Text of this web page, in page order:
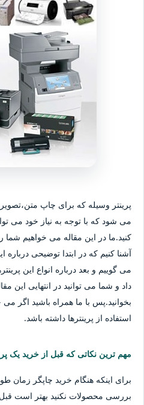
پرینتر وسیله که برای چاپ متن،تصویر
می شود که با توجه به نیاز خود می
کنید.ما در این مقاله می خواهیم شما
آشنا کنیم که در ابتدا توضیحی درباره
می گوییم و بعد درباره انواع این
داد و شما می توانید در انتهایی این
بخوانید.پس با ما همراه باشید اگر می
استفاده از پرینترها داشته باشد.
مهم ترین نکاتی که قبل از خرید یک
برای اینکه هنگام خرید چاپگر زمان
بررسی محصولات نکنید بهتر است قبل